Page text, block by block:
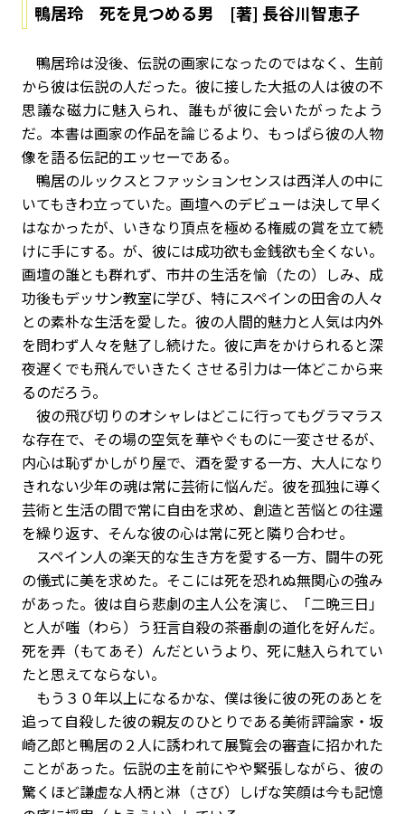
鴨居玲 死を見つめる男 [著] 長谷川智恵子
鴨居玲は没後、伝説の画家になったのではなく、生前
から彼は伝説の人だった。彼に接した大抵の人は彼の不
思議な磁力に魅入られ、誰もが彼に会いたがったよう
だ。本書は画家の作品を論じるより、もっぱら彼の人物
像を語る伝記的エッセーである。
鴨居のルックスとファッションセンスは西洋人の中に
いてもきわ立っていた。画壇へのデビューは決して早く
はなかったが、いきなり頂点を極める権威の賞を立て続
けに手にする。が、彼には成功欲も金銭欲も全くない。
画壇の誰とも群れず、市井の生活を愉（たの）しみ、成
功後もデッサン教室に学び、特にスペインの田舎の人々
との素朴な生活を愛した。彼の人間的魅力と人気は内外
を問わず人々を魅了し続けた。彼に声をかけられると深
夜遅くでも飛んでいきたくさせる引力は一体どこから来
るのだろう。
彼の飛び切りのオシャレはどこに行ってもグラマラス
な存在で、その場の空気を華やぐものに一変させるが、
内心は恥ずかしがり屋で、酒を愛する一方、大人になり
きれない少年の魂は常に芸術に悩んだ。彼を孤独に導く
芸術と生活の間で常に自由を求め、創造と苦悩との往還
を繰り返す、そんな彼の心は常に死と隣り合わせ。
スペイン人の楽天的な生き方を愛する一方、闘牛の死
の儀式に美を求めた。そこには死を恐れぬ無関心の強み
があった。彼は自ら悲劇の主人公を演じ、「二晩三日」
と人が嗤（わら）う狂言自殺の茶番劇の道化を好んだ。
死を弄（もてあそ）んだというより、死に魅入られてい
たと思えてならない。
もう３０年以上になるかな、僕は後に彼の死のあとを
追って自殺した彼の親友のひとりである美術評論家・坂
崎乙郎と鴨居の２人に誘われて展覧会の審査に招かれた
ことがあった。伝説の主を前にやや緊張しながら、彼の
驚くほど謙虚な人柄と淋（さび）しげな笑顔は今も記憶